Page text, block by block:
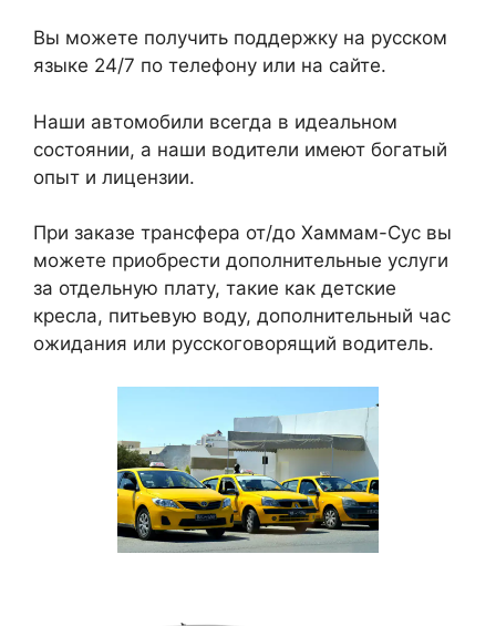
Вы можете получить поддержку на русском
языке 24/7 по телефону или на сайте.
Наши автомобили всегда в идеальном
состоянии, а наши водители имеют богатый
опыт и лицензии.
При заказе трансфера от/до Хаммам-Сус вы
можете приобрести дополнительные услуги
за отдельную плату, такие как детские
кресла, питьевую воду, дополнительный час
ожидания или русскоговорящий водитель.